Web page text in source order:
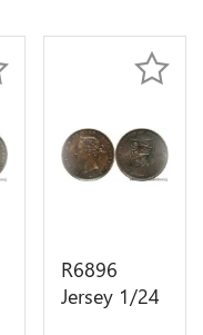
R6896
Jersey 1/24